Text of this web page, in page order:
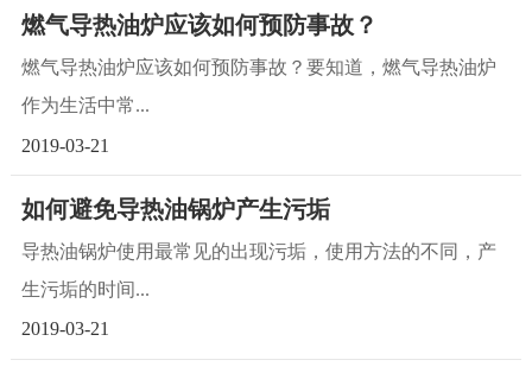
燃气导热油炉应该如何预防事故？
燃气导热油炉应该如何预防事故？要知道，燃气导热油炉
作为生活中常...
2019-03-21
如何避免导热油锅炉产生污垢
导热油锅炉使用最常见的出现污垢，使用方法的不同，产
生污垢的时间...
2019-03-21